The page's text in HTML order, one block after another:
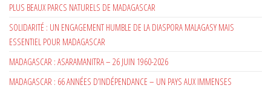
PLUS BEAUX PARCS NATURELS DE MADAGASCAR
SOLIDARITÉ : UN ENGAGEMENT HUMBLE DE LA DIASPORA MALAGASY MAIS
ESSENTIEL POUR MADAGASCAR
MADAGASCAR : ASARAMANITRA – 26 JUIN 1960-2026
MADAGASCAR : 66 ANNÉES D’INDÉPENDANCE – UN PAYS AUX IMMENSES